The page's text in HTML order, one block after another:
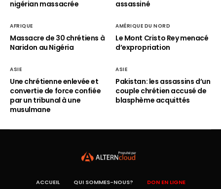
nigérian massacrée
assassiné
AFRIQUE
Massacre de 30 chrétiens à
Naridon au Nigéria
AMÉRIQUE DU NORD
Le Mont Cristo Rey menacé
d’expropriation
ASIE
Une chrétienne enlevée et
convertie de force confiée
par un tribunal à une
musulmane
ASIE
Pakistan: les assassins d’un
couple chrétien accusé de
blasphème acquittés
ACCUEIL QUI SOMMES-NOUS? DON EN LIGNE